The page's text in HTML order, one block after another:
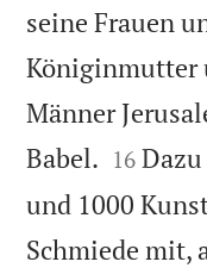
seine Frauen
Königinmutter
Männer
Babel. 

16
und 1000
Schmiede mit,